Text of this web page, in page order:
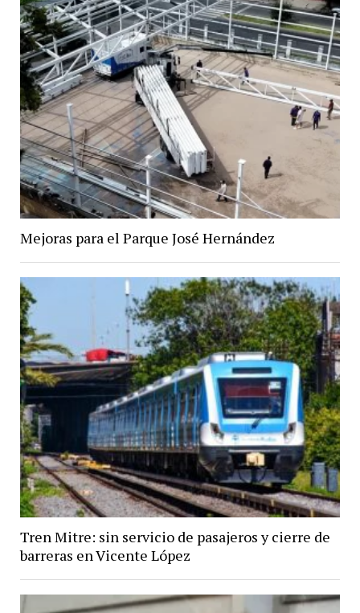
Mejoras para el Parque José Hernández
Tren Mitre: sin servicio de pasajeros y cierre de
barreras en Vicente López